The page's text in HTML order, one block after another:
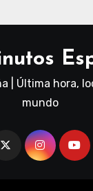
| Última hora,
mundo